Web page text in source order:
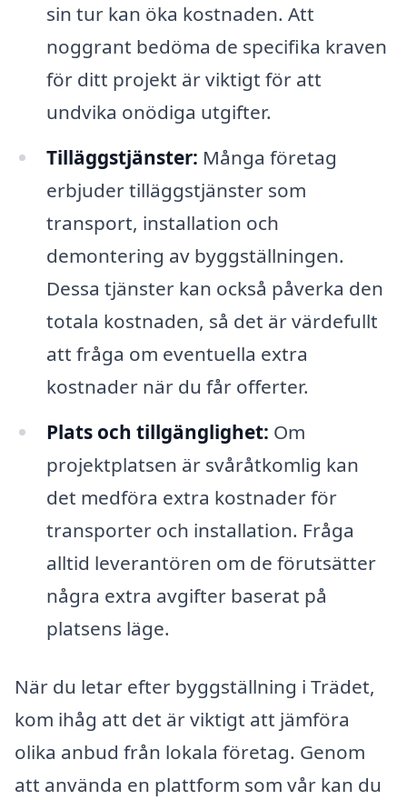
sin tur kan öka kostnaden. Att
noggrant bedöma de specifika kraven
för ditt projekt är viktigt för att
undvika onödiga utgifter.
Tilläggstjänster: Många företag
erbjuder tilläggstjänster som
transport, installation och
demontering av byggställningen.
Dessa tjänster kan också påverka den
totala kostnaden, så det är värdefullt
att fråga om eventuella extra
kostnader när du får offerter.
Plats och tillgänglighet: Om
projektplatsen är svåråtkomlig kan
det medföra extra kostnader för
transporter och installation. Fråga
alltid leverantören om de förutsätter
några extra avgifter baserat på
platsens läge.
När du letar efter byggställning i Trädet,
kom ihåg att det är viktigt att jämföra
olika anbud från lokala företag. Genom
att använda en plattform som vår kan du